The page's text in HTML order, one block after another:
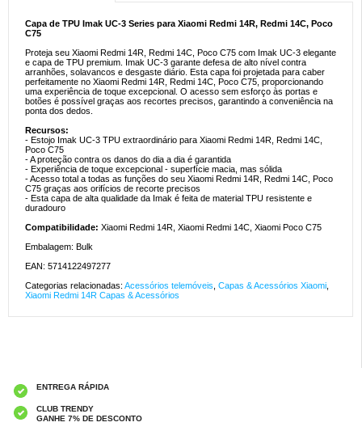
Capa de TPU Imak UC-3 Series para Xiaomi Redmi 14R, Redmi 14C, Poco
C75
Proteja seu Xiaomi Redmi 14R, Redmi 14C, Poco C75 com Imak UC-3 elegante
e capa de TPU premium. Imak UC-3 garante defesa de alto nível contra
arranhões, solavancos e desgaste diário. Esta capa foi projetada para caber
perfeitamente no Xiaomi Redmi 14R, Redmi 14C, Poco C75, proporcionando
uma experiência de toque excepcional. O acesso sem esforço às portas e
botões é possível graças aos recortes precisos, garantindo a conveniência na
ponta dos dedos.
Recursos:
- Estojo Imak UC-3 TPU extraordinário para Xiaomi Redmi 14R, Redmi 14C,
Poco C75
- A proteção contra os danos do dia a dia é garantida
- Experiência de toque excepcional - superfície macia, mas sólida
- Acesso total a todas as funções do seu Xiaomi Redmi 14R, Redmi 14C, Poco
C75 graças aos orifícios de recorte precisos
- Esta capa de alta qualidade da Imak é feita de material TPU resistente e
duradouro
Compatibilidade: Xiaomi Redmi 14R, Xiaomi Redmi 14C, Xiaomi Poco C75
Embalagem: Bulk
EAN: 5714122497277
Categorias relacionadas: Acessórios telemóveis Capas & Acessórios Xiaomi
Xiaomi Redmi 14R Capas & Acessórios
ENTREGA RÁPIDA
CLUB TRENDY
GANHE 7% DE DESCONTO